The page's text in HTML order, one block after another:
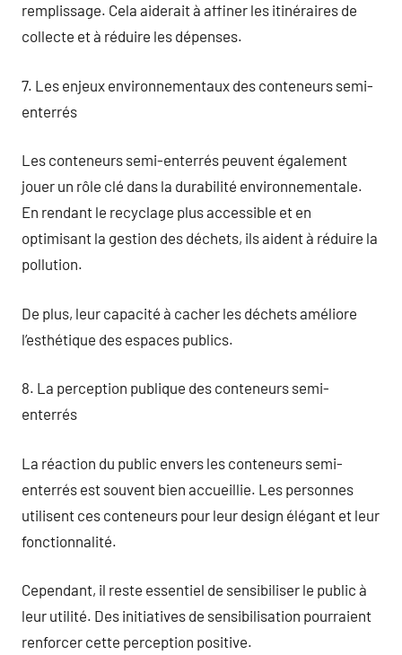
remplissage. Cela aiderait à affiner les itinéraires de
collecte et à réduire les dépenses.
7. Les enjeux environnementaux des conteneurs semi-
enterrés
Les conteneurs semi-enterrés peuvent également
jouer un rôle clé dans la durabilité environnementale.
En rendant le recyclage plus accessible et en
optimisant la gestion des déchets, ils aident à réduire la
pollution.
De plus, leur capacité à cacher les déchets améliore
l’esthétique des espaces publics.
8. La perception publique des conteneurs semi-
enterrés
La réaction du public envers les conteneurs semi-
enterrés est souvent bien accueillie. Les personnes
utilisent ces conteneurs pour leur design élégant et leur
fonctionnalité.
Cependant, il reste essentiel de sensibiliser le public à
leur utilité. Des initiatives de sensibilisation pourraient
renforcer cette perception positive.